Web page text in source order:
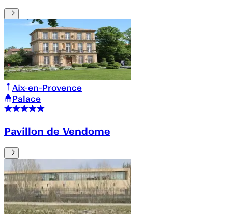
Aix-en-Provence
Palace
Pavillon de Vendome